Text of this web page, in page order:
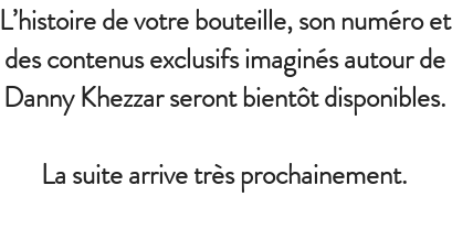
L’histoire de votre bouteille, son numéro et
des contenus exclusifs imaginés autour de
Danny Khezzar seront bientôt disponibles.
La suite arrive très prochainement.